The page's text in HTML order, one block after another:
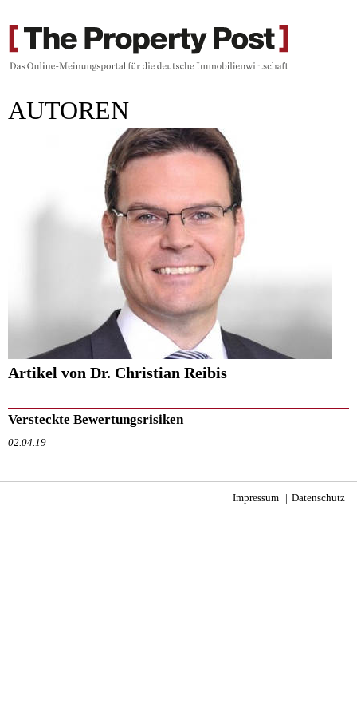
AUTOREN
Artikel von Dr. Christian Reibis
Versteckte Bewertungsrisiken
02.04.19
Impressum Datenschutz